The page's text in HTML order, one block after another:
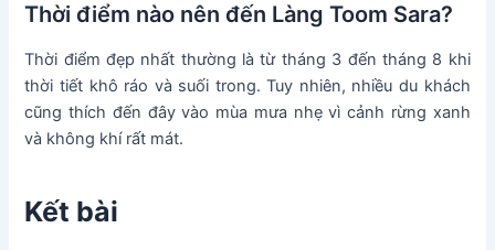
Thời điểm nào nên đến Làng Toom Sara?
Thời điểm đẹp nhất thường là từ tháng 3 đến tháng 8 khi
thời tiết khô ráo và suối trong. Tuy nhiên, nhiều du khách
cũng thích đến đây vào mùa mưa nhẹ vì cảnh rừng xanh
và không khí rất mát.
Kết bài